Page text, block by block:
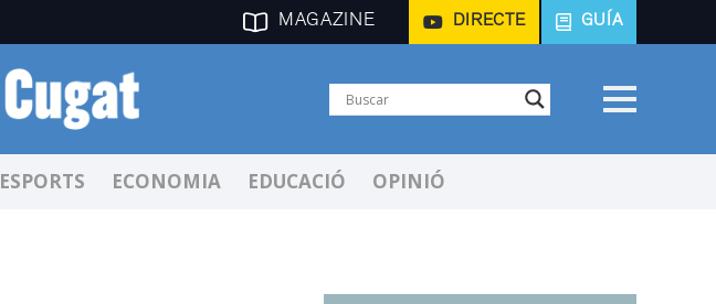
MAGAZINE DIRECTE GUÍA
ESPORTS ECONOMIA EDUCACIÓ OPINIÓ